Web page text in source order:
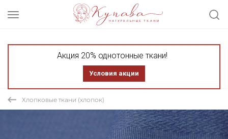
Акция 20% однотонные ткани!
Условия акции
Хлопковые ткани (хлопок)